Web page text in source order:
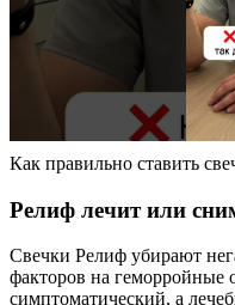
Как правильно ставить
Релиф лечит или
Свечки Релиф убирают
факторов на геморройные
симптоматический, а